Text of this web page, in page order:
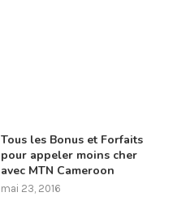
Tous les Bonus et Forfaits
pour appeler moins cher
avec MTN Cameroon
mai 23, 2016